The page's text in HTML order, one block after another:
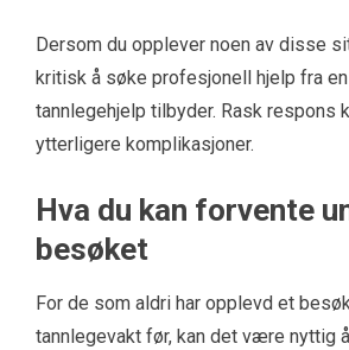
Dersom du opplever noen av disse
kritisk å søke profesjonell hjelp fra
tannlegehjelp tilbyder. Rask respons
ytterligere komplikasjoner.
Hva du kan forvente
besøket
For de som aldri har opplevd et
tannlegevakt før, kan det være nyttig